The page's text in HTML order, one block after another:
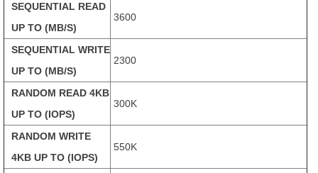
SEQUENTIAL READ
UP TO (MB/S)
3600
SEQUENTIAL WRITE
UP TO (MB/S)
2300
RANDOM READ 4KB
UP TO (IOPS)
300K
RANDOM WRITE
4KB UP TO (IOPS)
550K